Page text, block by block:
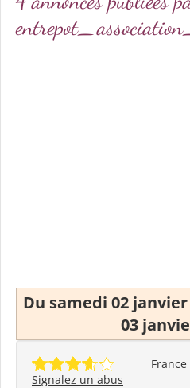
Du samedi 02
03
France
Signalez un abus